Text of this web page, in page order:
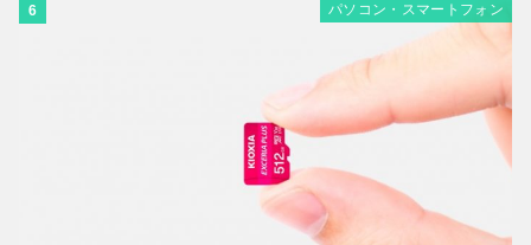
6 パソコン・スマートフォン